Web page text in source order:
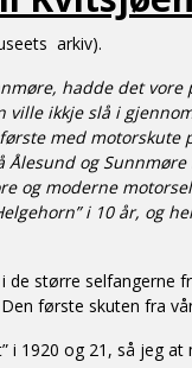
arkiv).
hadde det vore
ikkje slå i
med motorskute
Ålesund og
og moderne
i 10 år, og
større selfangerne
første skuten fra
i 1920 og 21, så jeg